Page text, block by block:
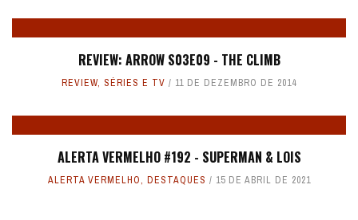
REVIEW: ARROW S03E09 - THE CLIMB
REVIEW, SÉRIES E TV 11 DE DEZEMBRO DE 2014
ALERTA VERMELHO #192 - SUPERMAN & LOIS
ALERTA VERMELHO, DESTAQUES 15 DE ABRIL DE 2021